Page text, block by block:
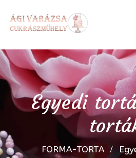
Egyedi
FORMA-TORTA